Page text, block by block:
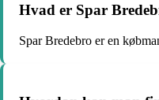
Hvad er Spar
Spar Bredebro er en